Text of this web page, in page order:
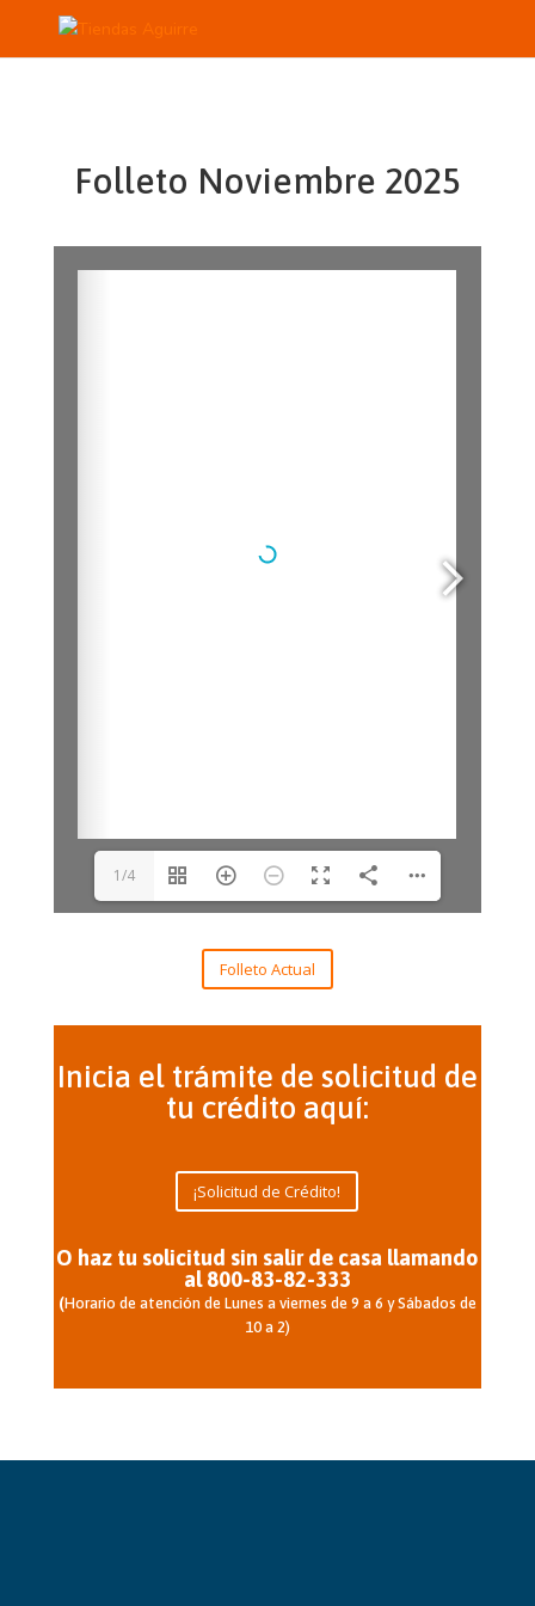
Folleto Noviembre 2025
1/4
Folleto Actual
Inicia el trámite de solicitud de
tu crédito aquí:
¡Solicitud de Crédito!
O haz tu solicitud sin salir de casa llamando
al 800-83-82-333
(Horario de atención de Lunes a viernes de 9 a 6 y Sábados de
10 a 2)